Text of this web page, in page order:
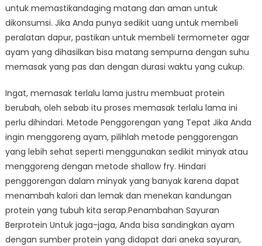
untuk memastikandaging matang dan aman untuk
dikonsumsi. Jika Anda punya sedikit uang untuk membeli
peralatan dapur, pastikan untuk membeli termometer agar
ayam yang dihasilkan bisa matang sempurna dengan suhu
memasak yang pas dan dengan durasi waktu yang cukup.
Ingat, memasak terlalu lama justru membuat protein
berubah, oleh sebab itu proses memasak terlalu lama ini
perlu dihindari. Metode Penggorengan yang Tepat Jika Anda
ingin menggoreng ayam, pilihlah metode penggorengan
yang lebih sehat seperti menggunakan sedikit minyak atau
menggoreng dengan metode shallow fry. Hindari
penggorengan dalam minyak yang banyak karena dapat
menambah kalori dan lemak dan menekan kandungan
protein yang tubuh kita serap.Penambahan Sayuran
Berprotein Untuk jaga-jaga, Anda bisa sandingkan ayam
dengan sumber protein yang didapat dari aneka sayuran,